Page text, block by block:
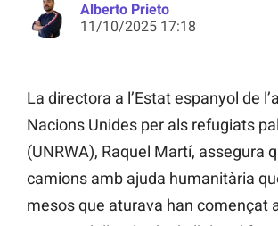
Alberto Prieto
11/10/2025 17:18
La directora a l’Estat espanyol de
Nacions Unides per als refugiats
(UNRWA), Raquel Martí, assegura
camions amb ajuda humanitària
mesos que aturava han començat